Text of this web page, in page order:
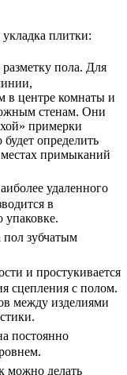
плитки:
пола. Для
в центре комнаты и
стенам. Они
примерки
определить
примыканий
удаленного
в
упаковке.
пол зубчатым
и простукивается
сцепления с полом.
между изделиями
постоянно
можно делать